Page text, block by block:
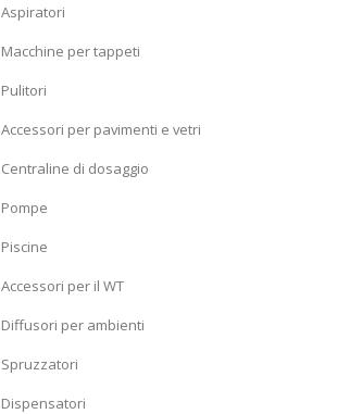
Aspiratori
Macchine per tappeti
Pulitori
Accessori per pavimenti e vetri
Centraline di dosaggio
Pompe
Piscine
Accessori per il WT
Diffusori per ambienti
Spruzzatori
Dispensatori